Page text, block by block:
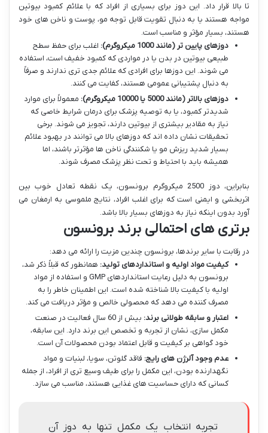
تا بالا قرار داد. این دوز برای بسیاری از افراد که با علائم کمبود بیوتین
مواجه هستند یا به دنبال تقویت قابل توجه مو، پوست و ناخن های خود
هستند، بسیار مؤثر و مناسب است.
دوزهای پایین تر (مانند 1000 میکروگرم):
اغلب برای حفظ سطح
طبیعی بیوتین در بدن یا در مواردی که کمبود خفیف است، استفاده
می شوند. این دوزها برای افرادی که علائم جدی تری ندارند و صرفاً
به دنبال پشتیبانی عمومی هستند، کفایت می کنند.
دوزهای بالاتر (مانند 5000 یا 10000 میکروگرم):
معمولاً برای موارد
شدیدتر کمبود، یا به توصیه پزشک برای درمان شرایط خاصی که
نیاز به مقادیر بیشتری از بیوتین دارند، تجویز می شوند. برخی
تحقیقات نشان داده اند که دوزهای بالا می توانند در بهبود علائم
بسیار شدید ریزش مو یا شکنندگی ناخن ها مؤثرتر باشند، اما
همیشه باید با احتیاط و تحت نظر پزشک مصرف شوند.
بنابراین، دوز 2500 میکروگرم برونسون، یک نقطه تعادل خوب بین
اثربخشی و ایمنی است که برای اغلب افراد، نتایج ملموسی به ارمغان می
آورد بدون اینکه نیاز به دوزهای بسیار بالا باشد.
برتری های احتمالی برند برونسون
در رقابت با سایر برندها، برونسون چندین مزیت را ارائه می دهد:
کیفیت مواد اولیه و استانداردهای تولید: همانطور که قبلاً ذکر شد،
برونسون به دلیل رعایت استانداردهای GMP و استفاده از مواد
اولیه با کیفیت بالا شناخته شده است. این اطمینان خاطر را به
مصرف کننده می دهد که محصولی خالص و مؤثر دریافت می کند.
اعتبار و سابقه طولانی برند:
بیش از 60 سال فعالیت در صنعت
مکمل سازی، نشان از تجربه و تخصص این برند دارد. این سابقه،
خود گواهی بر کیفیت و قابل اعتماد بودن محصولات آن است.
عدم وجود آلرژن های رایج: فاقد گلوتن، سویا، لبنیات و مواد
نگهدارنده بودن، این مکمل را برای طیف وسیع تری از افراد، از جمله
کسانی که دارای حساسیت های غذایی هستند، مناسب می سازد.
تجربه انتخاب یک مکمل تنها به دوز آن